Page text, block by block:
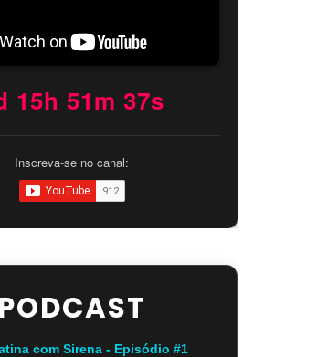
15h 51m 36s
Inscreva-se no canal:
PODCAST
com Sirena - Episódio #1